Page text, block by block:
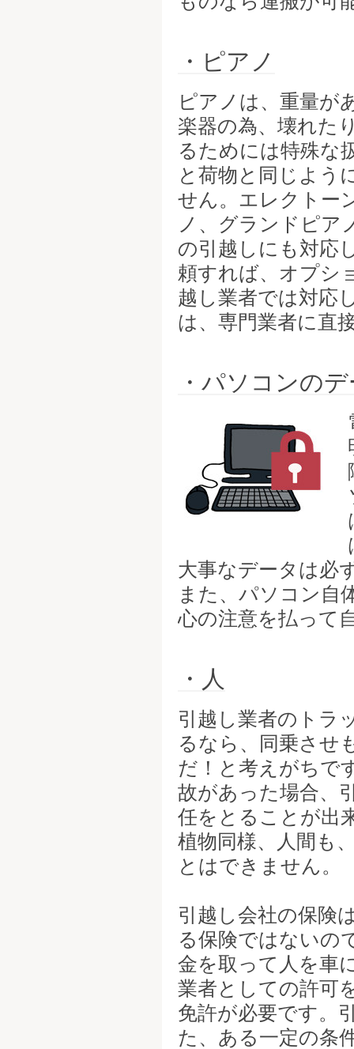
・ピアノ
ピアノは、重量が
楽器の為、壊れた
るためには特殊な
と荷物と同じよう
せん。エレクトー
ノ、グランドピア
の引越しにも対応
頼すれば、オプシ
越し業者では対応
は、専門業者に直
・パソコンの
大事なデータは必
また、パソコン自
心の注意を払って
・人
引越し業者のトラ
るなら、同乗させ
だ！と考えがちで
故があった場合、
任をとることが出
植物同様、人間も
とはできません。
引越し会社の保険
る保険ではないの
金を取って人を車
業者としての許可
免許が必要です。
た、ある一定の条